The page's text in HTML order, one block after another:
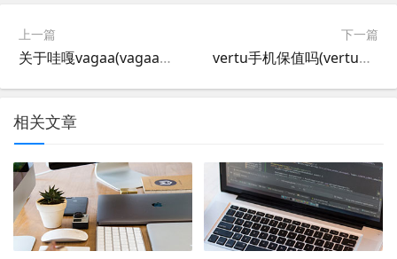
上一篇
关于哇嘎vagaa(vagaa被什么替代了?)
下一篇
vertu手机保值吗(vertu手机产地?)
相关文章